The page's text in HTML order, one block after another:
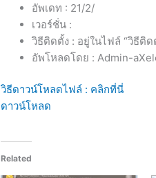
อัพเดท : 21/2/
เวอร์ชั่น :
วิธีติดตั้ง : อยู่ในไฟล์ “วิธีติด
อัพโหลดโดย : Admin-
วิธีดาวน์โหลดไฟล์ : คลิกที่นี่
ดาวน์โหลด
Related